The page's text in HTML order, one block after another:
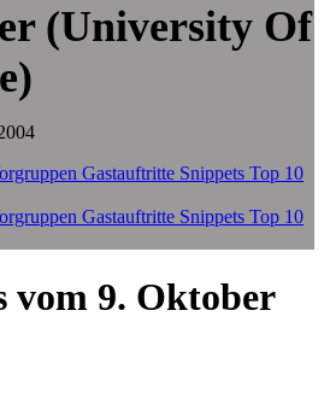
(University Of
Gastauftritte Snippets Top 10
Gastauftritte Snippets Top 10
vom 9. Oktober